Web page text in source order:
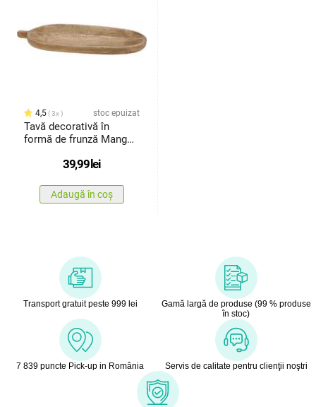
4,5 3x stoc epuizat
Tavă decorativă în
formă de frunză Mango,
39,99lei
Adaugă în coș
Transport gratuit peste 999 lei
Gamă largă de produse (99 % produse
în stoc)
7 839 puncte Pick-up in România Servis de calitate pentru clienţii noştri